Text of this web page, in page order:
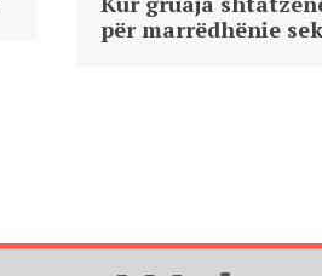
për marrëdhënie